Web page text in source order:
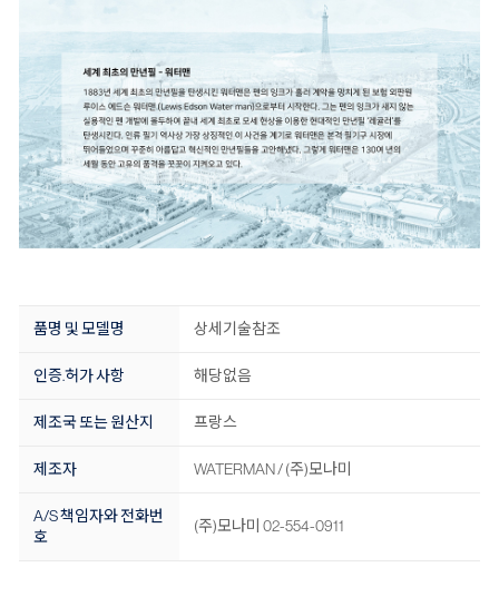
품명 및 모델명 상세기술참조
인증.허가 사항 해당없음
제조국 또는 원산지 프랑스
제조자 WATERMAN / (주)모나미
A/S 책임자와 전화번
호
(주)모나미 02-554-0911